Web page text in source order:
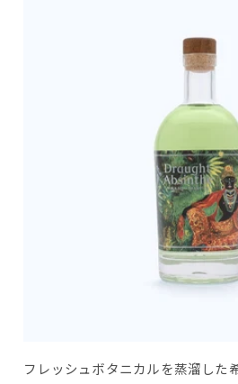
フレッシュボタニカルを蒸溜した